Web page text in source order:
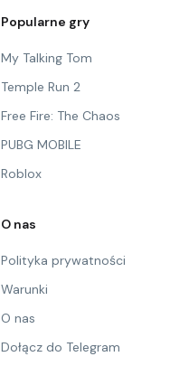
Popularne gry
My Talking Tom
Temple Run 2
Free Fire: The Chaos
PUBG MOBILE
Roblox
O nas
Polityka prywatności
Warunki
O nas
Dołącz do Telegram